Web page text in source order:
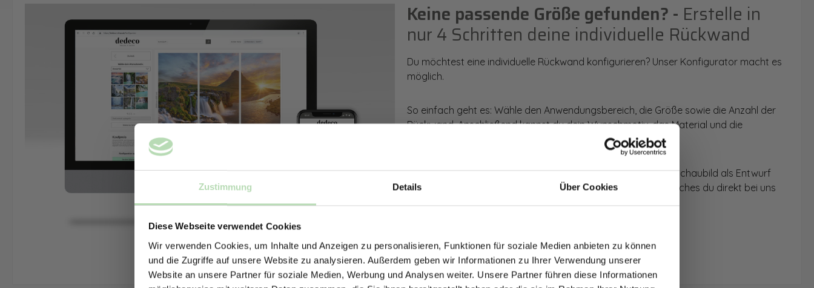
Zustimmung Details Über Cookies
Diese Webseite verwendet Cookies
Wir verwenden Cookies, um Inhalte und Anzeigen zu personalisieren, Funktionen für soziale Medien anbieten zu können
und die Zugriffe auf unsere Website zu analysieren. Außerdem geben wir Informationen zu Ihrer Verwendung unserer
Website an unsere Partner für soziale Medien, Werbung und Analysen weiter. Unsere Partner führen diese Informationen
Keine passende Größe gefunden? - Erstelle in
nur 4 Schritten deine individuelle Rückwand
Du möchtest eine individuelle Rückwand konfigurieren? Unser Konfigurator macht es
möglich.
So einfach geht es: Wähle den Anwendungsbereich, die Größe sowie die Anzahl der
Rückwand. Anschließend kannst du dein Wunschmotiv, das Material und die
Mithilfe unseres Konfigurators werden dir die Rückwände im Schaubild als Entwurf
dargestellt. Parallel erhältst du dein individuelles Angebot, welches du direkt bei uns
bestellen kannst.
Zum Konfigurator
Jetzt zum Newsletter anmelden.